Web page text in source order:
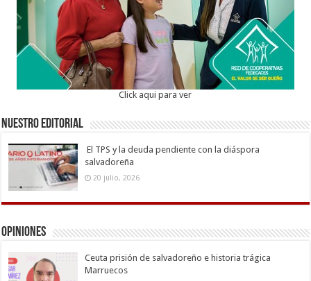
Click aqui para ver
Nuestro Editorial
El TPS y la deuda pendiente con la diáspora
salvadoreña
20 julio, 2026
Opiniones
Ceuta prisión de salvadoreño e historia trágica
Marruecos